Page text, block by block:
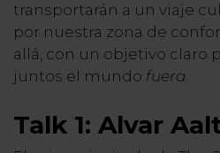
transportarán a un viaje
por nuestra zona de
allá, con un objetivo claro
juntos el mundo fuera.
Talk 1: Alvar